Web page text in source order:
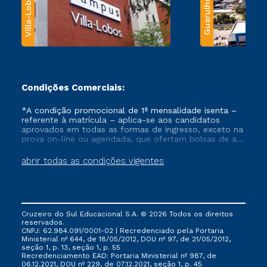
Villa-Lobos Guarulhos
Condições Comerciais:
abrir todas as condições vigentes
*A condição promocional de 1ª mensalidade isenta –
referente à matrícula – aplica-se aos candidatos
aprovados em todas as formas de ingresso, exceto na
prova on-line ou agendada, que ofertam bolsas de até
vigente, que ainda não tenham efetivado e/ou não
tenham cancelado ou trancado sua matrícula em uma
via FIES, Prouni e outros programas governamentais, e
não se acumula com nenhuma outra campanha
ofertada pela Instituição.
Cruzeiro do Sul Educacional S.A. © 2026 Todos os direitos
reservados.
CNPJ: 62.984.091/0001-02 | Recredenciado pela Portaria
Ministerial nº 644, de 18/05/2012, DOU nº 97, de 21/05/2012,
seção 1, p. 13, seção 1, p. 55
Recredenciamento EAD: Portaria Ministerial nº 987, de
06.12.2021, DOU nº 229, de 07.12.2021, seção 1, p. 45